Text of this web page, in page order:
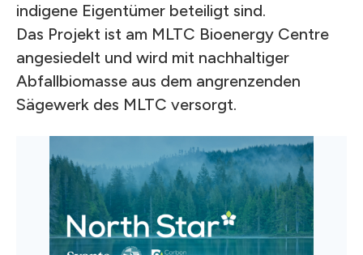
indigene Eigentümer beteiligt sind.
Das Projekt ist am MLTC Bioenergy Centre
angesiedelt und wird mit nachhaltiger
Abfallbiomasse aus dem angrenzenden
Sägewerk des MLTC versorgt.